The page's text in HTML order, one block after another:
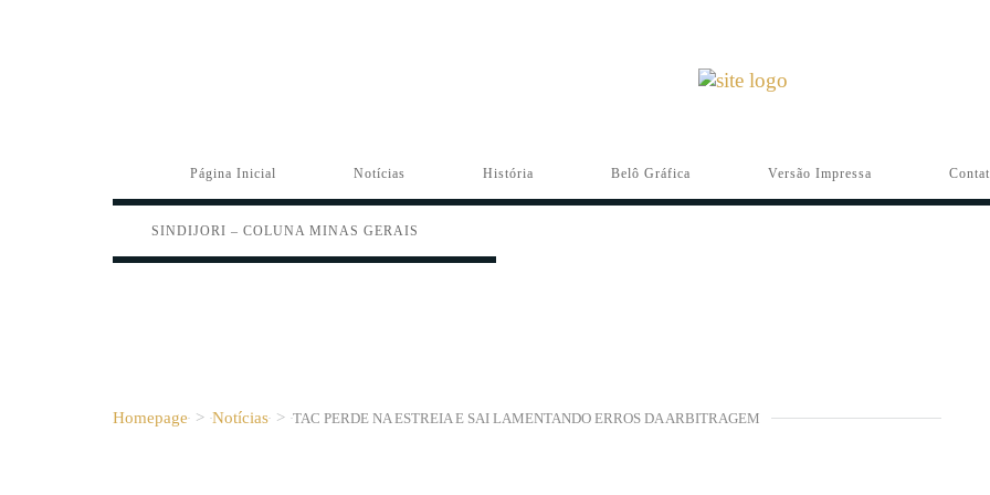
Página Inicial Notícias História Belô Gráfica Versão Impressa
SINDIJORI – COLUNA MINAS GERAIS
Homepage > Notícias > TAC PERDE NA ESTREIA E SAI LAMENTANDO ERROS DA ARBITRAGEM